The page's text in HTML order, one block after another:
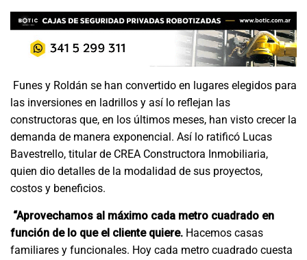
Funes y Roldán se han convertido en lugares elegidos para
las inversiones en ladrillos y así lo reflejan las
constructoras que, en los últimos meses, han visto crecer la
demanda de manera exponencial. Así lo ratificó Lucas
Bavestrello, titular de CREA Constructora Inmobiliaria,
quien dio detalles de la modalidad de sus proyectos,
costos y beneficios.
“Aprovechamos al máximo cada metro cuadrado en
función de lo que el cliente quiere. Hacemos casas
familiares y funcionales. Hoy cada metro cuadrado cuesta